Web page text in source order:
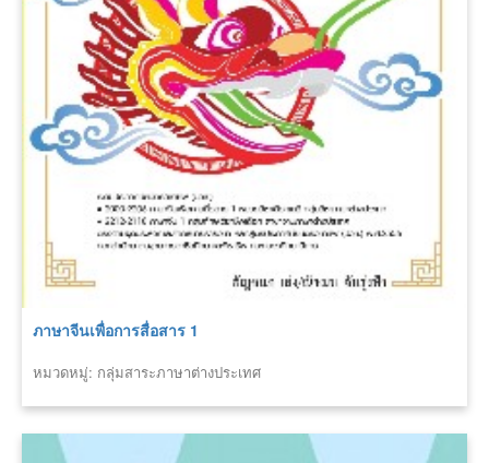
ภาษาจีนเพื่อการสื่อสาร 1
หมวดหมู่: กลุ่มสาระภาษาต่างประเทศ